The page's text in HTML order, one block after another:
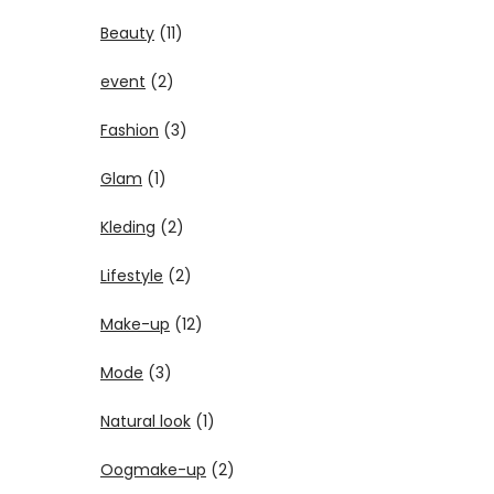
Beauty (11)
event (2)
Fashion (3)
Glam (1)
Kleding (2)
Lifestyle (2)
Make-up (12)
Mode (3)
Natural look (1)
Oogmake-up (2)